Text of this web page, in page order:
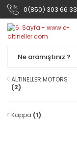
0(850) 303 66 33
ALTINELLER MOTORS
(2)
Kappa (1)